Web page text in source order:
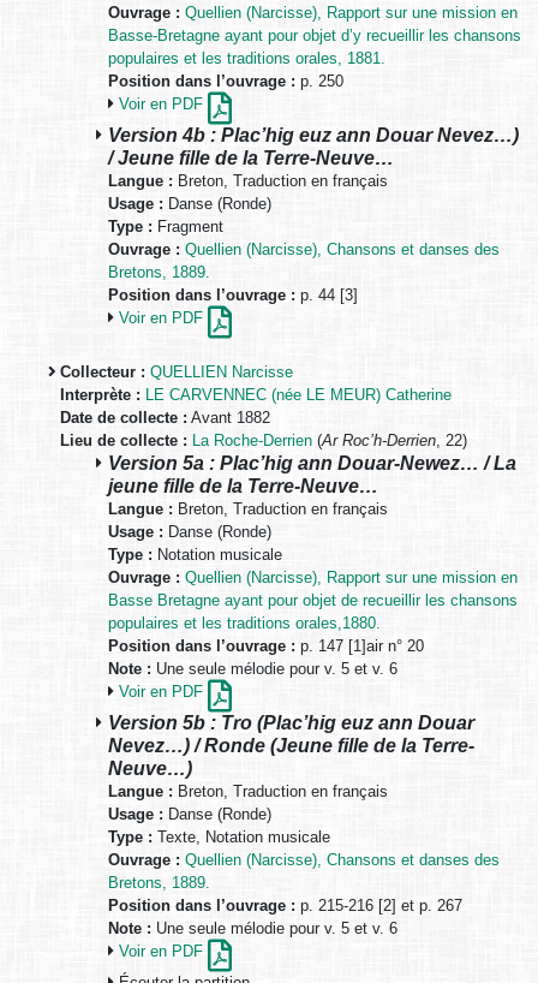
Ouvrage : Quellien (Narcisse), Rapport sur une mission en
Basse-Bretagne ayant pour objet d’y recueillir les chansons
populaires et les traditions orales, 1881.
Position dans l’ouvrage : p. 250
Voir en PDF
Version 4b : Plac’hig euz ann Douar Nevez…)
/ Jeune fille de la Terre-Neuve…
Langue : Breton, Traduction en français
Usage : Danse (Ronde)
Type : Fragment
Ouvrage : Quellien (Narcisse), Chansons et danses des
Bretons, 1889.
Position dans l’ouvrage : p. 44 [3]
Voir en PDF
Collecteur : QUELLIEN Narcisse
Interprète :
LE CARVENNEC (née LE MEUR) Catherine
Date de collecte : Avant 1882
Lieu de collecte :
La Roche-Derrien (Ar Roc’h-Derrien , 22)
Version 5a : Plac’hig ann Douar-Newez… / La
jeune fille de la Terre-Neuve…
Langue : Breton, Traduction en français
Usage : Danse (Ronde)
Type : Notation musicale
Ouvrage : Quellien (Narcisse), Rapport sur une mission en
Basse Bretagne ayant pour objet de recueillir les chansons
populaires et les traditions orales,1880.
Position dans l’ouvrage : p. 147 [1]air n° 20
Note : Une seule mélodie pour v. 5 et v. 6
Voir en PDF
Version 5b : Tro (Plac’hig euz ann Douar
Nevez…) / Ronde (Jeune fille de la Terre-
Neuve…)
Langue : Breton, Traduction en français
Usage : Danse (Ronde)
Type : Texte, Notation musicale
Ouvrage : Quellien (Narcisse), Chansons et danses des
Bretons, 1889.
Position dans l’ouvrage : p. 215-216 [2] et p. 267
Note : Une seule mélodie pour v. 5 et v. 6
Voir en PDF